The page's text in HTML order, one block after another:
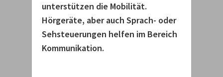
unterstützen die Mobilität.
Hörgeräte, aber auch Sprach- oder
Sehsteuerungen helfen im Bereich
Kommunikation.